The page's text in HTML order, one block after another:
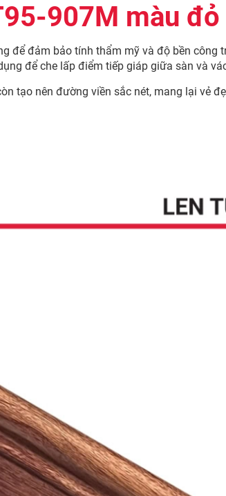
907M màu đỏ
để đảm bảo tính thẩm mỹ và độ bền công
để che lấp điểm tiếp giáp giữa sàn và
tạo nên đường viền sắc nét, mang lại vẻ